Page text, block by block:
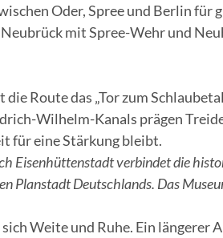
Oder, Spree und Berlin
mit Spree-Wehr und
Route das „Tor zum
Wilhelm-Kanals prägen
für eine Stärkung bleibt.
Eisenhüttenstadt verbindet die
Planstadt Deutschlands. Das
Weite und Ruhe. Ein